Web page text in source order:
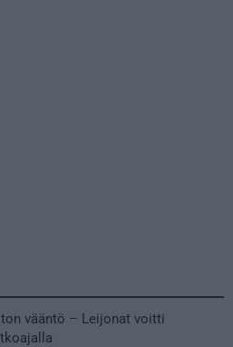
vääntö – Leijonat voitti